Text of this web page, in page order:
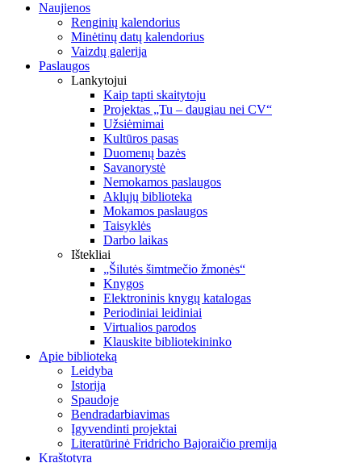
Naujienos
Renginių kalendorius
Minėtinų datų kalendorius
Vaizdų galerija
Paslaugos
Lankytojui
Kaip tapti skaitytoju
Projektas „Tu – daugiau nei CV“
Užsiėmimai
Kultūros pasas
Duomenų bazės
Savanorystė
Nemokamos paslaugos
Aklųjų biblioteka
Mokamos paslaugos
Taisyklės
Darbo laikas
Ištekliai
„Šilutės šimtmečio žmonės“
Knygos
Elektroninis knygų katalogas
Periodiniai leidiniai
Virtualios parodos
Klauskite bibliotekininko
Apie biblioteką
Leidyba
Istorija
Spaudoje
Bendradarbiavimas
Įgyvendinti projektai
Literatūrinė Fridricho Bajoraičio premija
Kraštotyra